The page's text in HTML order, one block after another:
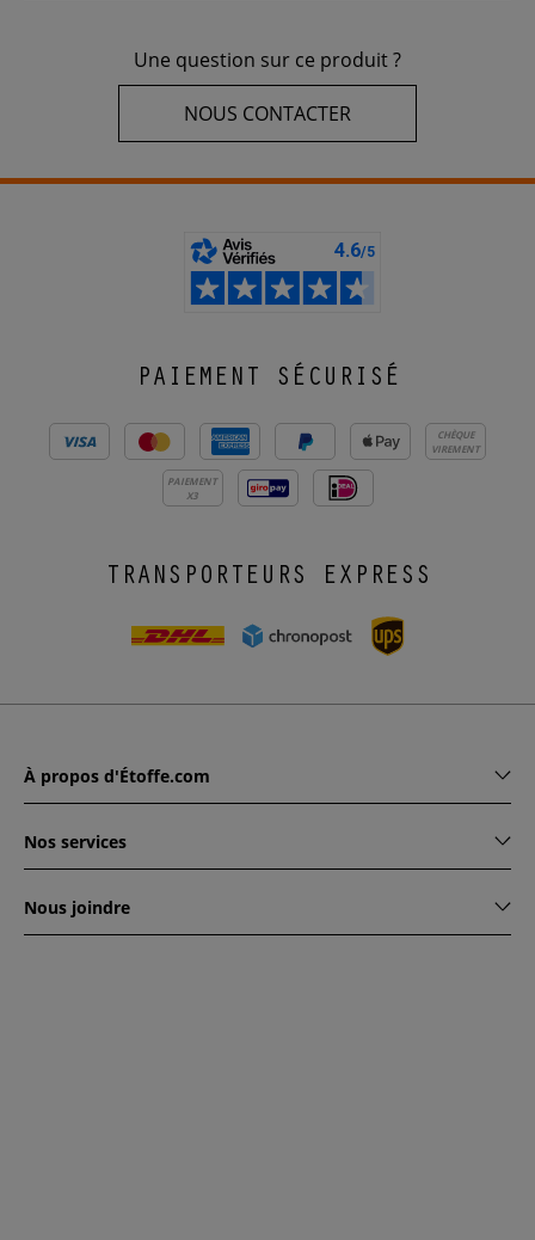
Une question sur ce produit ?
NOUS CONTACTER
PAIEMENT SÉCURISÉ
CHÈQUE
VIREMENT
PAIEMENT
X3
TRANSPORTEURS EXPRESS
À propos d'Étoffe.com
Nos services
Nous joindre